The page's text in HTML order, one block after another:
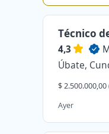
Técnico
4,3
Úbate,
$
Ayer